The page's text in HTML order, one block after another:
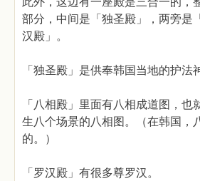
部分，中间是「独圣殿」，两旁是
汉殿」。
「独圣殿」是供奉韩国当地的护法
「八相殿」里面有八相成道图，也
生八个场景的八相图。（在韩国，
的。）
「罗汉殿」有很多尊罗汉。